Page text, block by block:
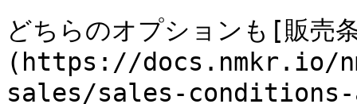
どちらのオプションも[販売
(https://docs.nmkr.io/
sales/sales-conditions-